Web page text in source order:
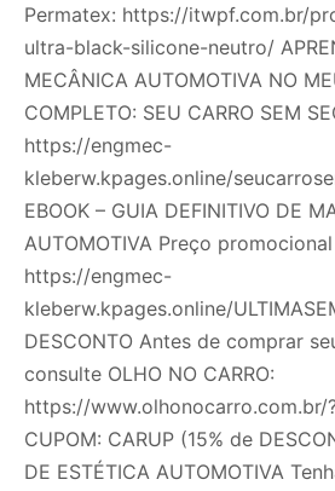
Permatex: https://itwpf.com.br/
ultra-black-silicone-neutro/
MECÂNICA AUTOMOTIVA NO
COMPLETO: SEU CARRO SEM
https://engmec-
kleberw.kpages.online/
EBOOK – GUIA DEFINITIVO DE
AUTOMOTIVA Preço
https://engmec-
kleberw.kpages.online/
DESCONTO Antes de comprar
consulte OLHO NO CARRO:
https://www.olhonocarro.com.br/
CUPOM: CARUP (15% de
DE ESTÉTICA AUTOMOTIVA